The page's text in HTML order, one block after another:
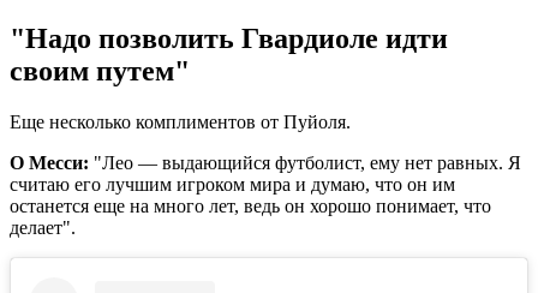
"Надо позволить Гвардиоле идти
своим путем"
Еще несколько комплиментов от Пуйоля.
О Месси: "Лео — выдающийся футболист, ему нет равных. Я
считаю его лучшим игроком мира и думаю, что он им
останется еще на много лет, ведь он хорошо понимает, что
делает".